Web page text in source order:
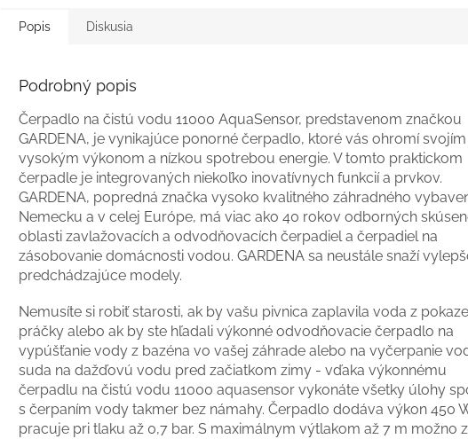
Popis Diskusia
Podrobný popis
Čerpadlo na čistú vodu 11000 AquaSensor, predstavenom značkou
GARDENA, je vynikajúce ponorné čerpadlo, ktoré vás ohromí svojím
vysokým výkonom a nízkou spotrebou energie. V tomto praktickom
čerpadle je integrovaných niekoľko inovatívnych funkcií a prvkov.
GARDENA, popredná značka vysoko kvalitného záhradného
Nemecku a v celej Európe, má viac ako 40 rokov odborných
oblasti zavlažovacích a odvodňovacích čerpadiel a čerpadiel na
zásobovanie domácnosti vodou. GARDENA sa neustále snaží
predchádzajúce modely.
Nemusíte si robiť starosti, ak by vašu pivnica zaplavila voda z
práčky alebo ak by ste hľadali výkonné odvodňovacie čerpadlo na
vypúšťanie vody z bazéna vo vašej záhrade alebo na vyčerpanie
suda na dažďovú vodu pred začiatkom zimy - vďaka výkonnému
čerpadlu na čistú vodu 11000 aquasensor vykonáte všetky úlohy
s čerpaním vody takmer bez námahy. Čerpadlo dodáva výkon 450
pracuje pri tlaku až 0,7 bar. S maximálnym výtlakom až 7 m možno